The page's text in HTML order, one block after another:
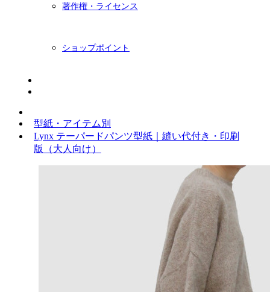
著作権・ライセンス
ショップポイント
型紙・アイテム別
Lynx テーパードパンツ型紙｜縫い代付き・印刷
版（大人向け）